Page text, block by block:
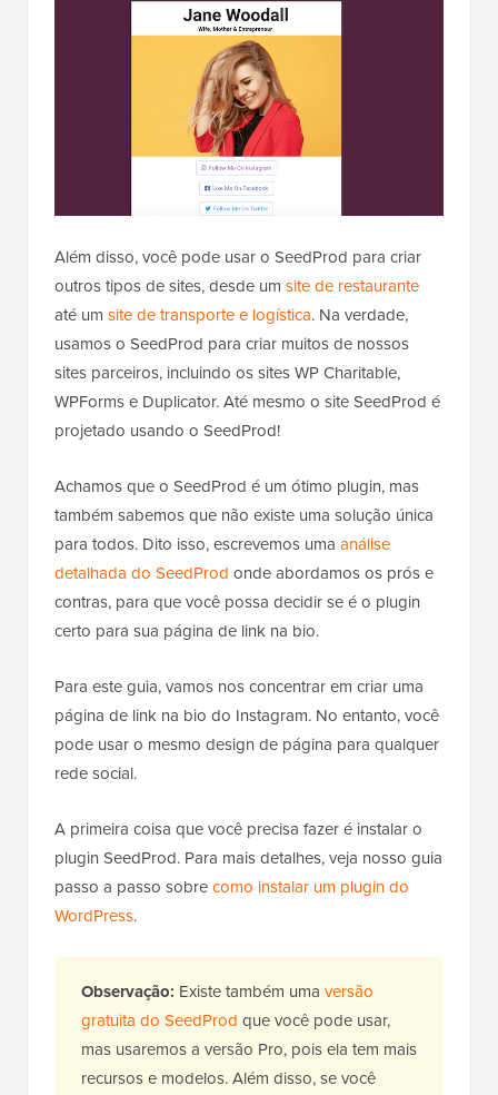
Além disso, você pode usar o SeedProd para criar
outros tipos de sites, desde um site de restaurante
até um site de transporte e logística. Na verdade,
usamos o SeedProd para criar muitos de nossos
sites parceiros, incluindo os sites WP Charitable,
WPForms e Duplicator. Até mesmo o site SeedProd é
projetado usando o SeedProd!
Achamos que o SeedProd é um ótimo plugin, mas
também sabemos que não existe uma solução única
para todos. Dito isso, escrevemos uma análise
detalhada do SeedProd onde abordamos os prós e
contras, para que você possa decidir se é o plugin
certo para sua página de link na bio.
Para este guia, vamos nos concentrar em criar uma
página de link na bio do Instagram. No entanto, você
pode usar o mesmo design de página para qualquer
rede social.
A primeira coisa que você precisa fazer é instalar o
plugin SeedProd. Para mais detalhes, veja nosso guia
passo a passo sobrecomo instalar um plugin do
WordPress.
Observação: Existe também uma versão
gratuita do SeedProd que você pode usar,
mas usaremos a versão Pro, pois ela tem mais
recursos e modelos. Além disso, se você